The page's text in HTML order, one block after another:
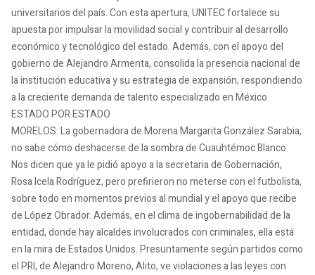
universitarios del país. Con esta apertura, UNITEC fortalece su
apuesta por impulsar la movilidad social y contribuir al desarrollo
económico y tecnológico del estado. Además, con el apoyo del
gobierno de Alejandro Armenta, consolida la presencia nacional de
la institución educativa y su estrategia de expansión, respondiendo
a la creciente demanda de talento especializado en México.
ESTADO POR ESTADO
MORELOS: La gobernadora de Morena Margarita González Sarabia,
no sabe cómo deshacerse de la sombra de Cuauhtémoc Blanco.
Nos dicen que ya le pidió apoyo a la secretaria de Gobernación,
Rosa Icela Rodríguez, pero prefirieron no meterse con el futbolista,
sobre todo en momentos previos al mundial y el apoyo que recibe
de López Obrador. Además, en el clima de ingobernabilidad de la
entidad, donde hay alcaldes involucrados con criminales, ella está
en la mira de Estados Unidos. Presuntamente según partidos como
el PRI, de Alejandro Moreno, Alito, ve violaciones a las leyes con